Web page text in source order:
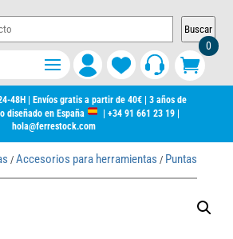
Buscar
0
48H | Envíos gratis a partir de 40€ | 3 años de
diseñado en España
+34 91 661 23 19|
hola@ferrestock.com
/ Accesorios para herramientas / Puntas de